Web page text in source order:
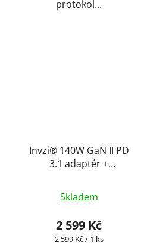
protokol...
Invzi® 140W GaN II PD
3.1 adaptér+
Skladem
2 599 Kč
Měrná
2 599 Kč / 1 ks